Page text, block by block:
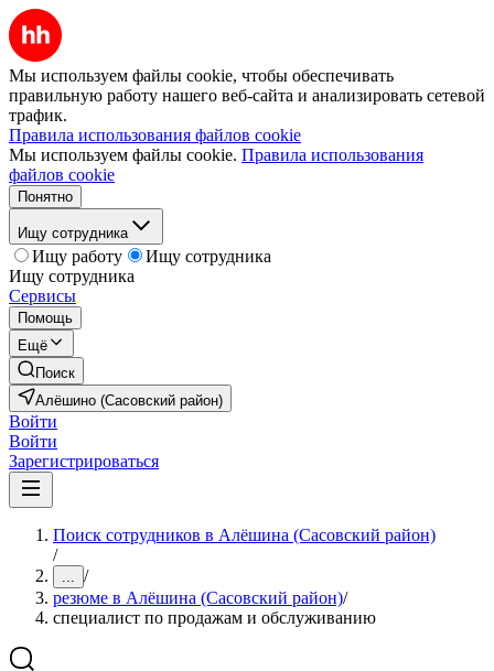
Мы используем файлы cookie, чтобы обеспечивать
правильную работу нашего веб-сайта и анализировать сетевой
трафик.
Правила использования файлов cookie
Мы используем файлы cookie. Правила использования
файлов cookie
Понятно
Ищу сотрудника
Ищу работу
Ищу сотрудника
Ищу сотрудника
Сервисы
Помощь
Ещё
Поиск
Алёшино (Сасовский район)
Войти
Войти
Зарегистрироваться
Поиск сотрудников в Алёшина (Сасовский район)
/
... /
резюме в Алёшина (Сасовский район)/
специалист по продажам и обслуживанию